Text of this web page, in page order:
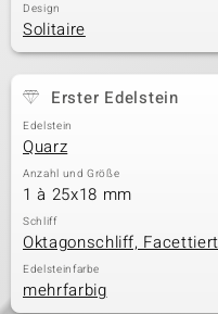
Design
Solitaire
Erster Edelstein
Edelstein
Quarz
Anzahl und Größe
1 à 25x18 mm
Schliff
Oktagonschliff, Facettiert
Edelsteinfarbe
mehrfarbig